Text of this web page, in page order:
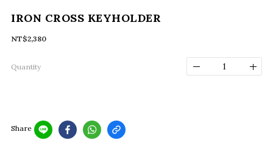
IRON CROSS KEYHOLDER
NT$2,380
Quantity
Share